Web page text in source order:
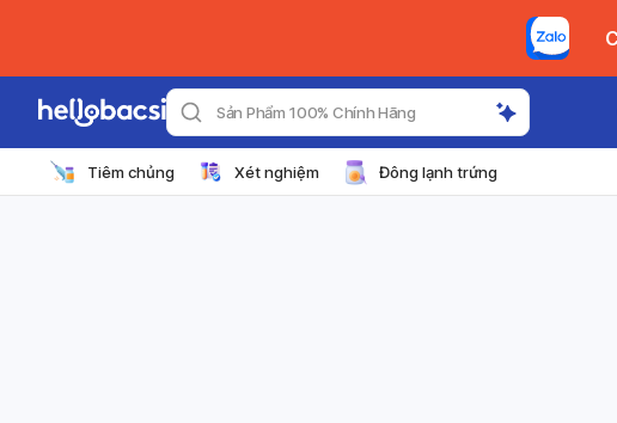
Sản Phẩm 100% Chính Hãng
Tiêm chủng Xét nghiệm Đông lạnh trứng